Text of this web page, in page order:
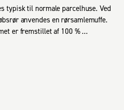
typisk til normale parcelhuse. Ved
anvendes en rørsamlemuffe.
er fremstillet af 100 %
(plast). Tåler ekstremt